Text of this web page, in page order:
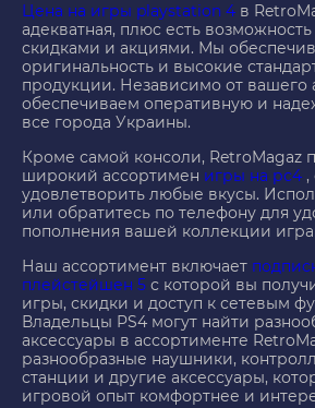
Цена на игры playstation 4 в
адекватная, плюс есть возможность
скидками и акциями. Мы
оригинальность и высокие
продукции. Независимо от вашего
обеспечиваем оперативную и
все города Украины.
Кроме самой консоли, RetroMagaz
широкий ассортимен игры на рс4 ,
удовлетворить любые вкусы.
или обратитесь по телефону для
пополнения вашей коллекции
Наш ассортимент включает
плейстейшен 5 с которой вы
игры, скидки и доступ к сетевым
Владельцы PS4 могут найти
аксессуары в ассортименте
разнообразные наушники,
станции и другие аксессуары,
игровой опыт комфортнее и